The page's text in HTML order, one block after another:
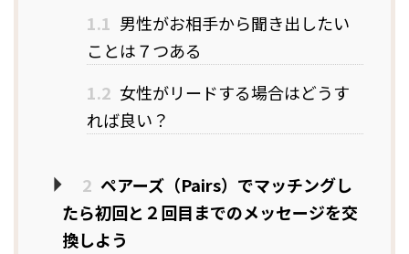
1.1 男性がお相手から聞き出したい
ことは７つある
1.2 女性がリードする場合はどうす
れば良い？
2 ペアーズ（Pairs）でマッチングし
たら初回と２回目までのメッセージを交
換しよう